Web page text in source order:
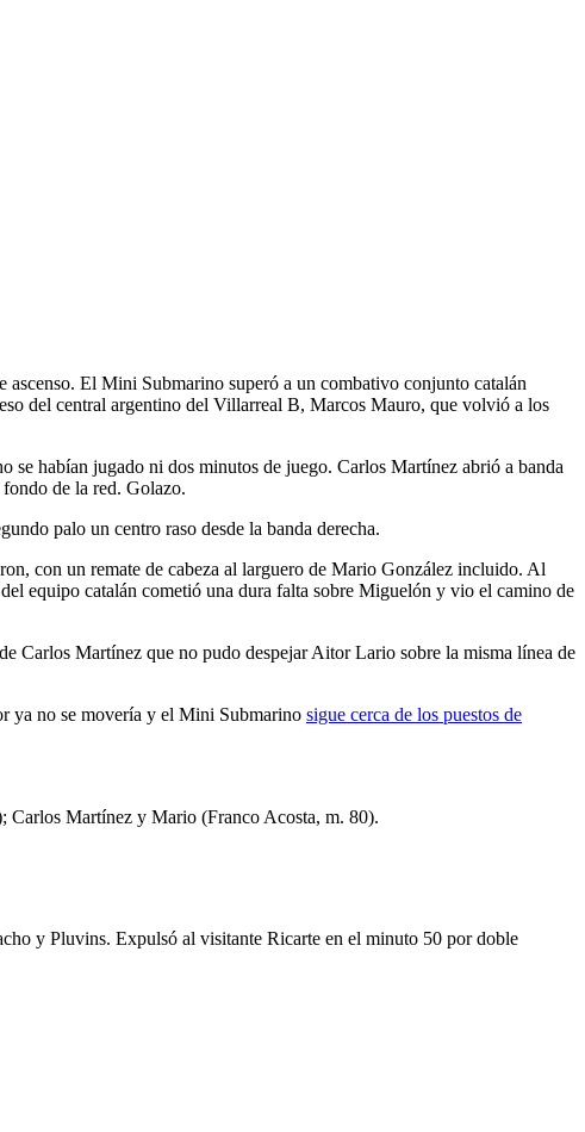
El Mini Submarino superó a un combativo conjunto catalán
del central argentino del Villarreal B, Marcos Mauro, que volvió a los
se habían jugado ni dos minutos de juego. Carlos Martínez abrió a banda
de la red. Golazo.
palo un centro raso desde la banda derecha.
con un remate de cabeza al larguero de Mario González incluido. Al
equipo catalán cometió una dura falta sobre Miguelón y vio el camino de
Carlos Martínez que no pudo despejar Aitor Lario sobre la misma línea de
ya no se movería y el Mini Submarino sigue cerca de los puestos de
Carlos Martínez y Mario (Franco Acosta, m. 80).
y Pluvins. Expulsó al visitante Ricarte en el minuto 50 por doble